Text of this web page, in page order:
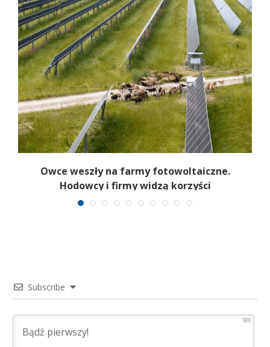
Owce weszły na farmy fotowoltaiczne.
Hodowcy i firmy widzą korzyści
Subscribe
500